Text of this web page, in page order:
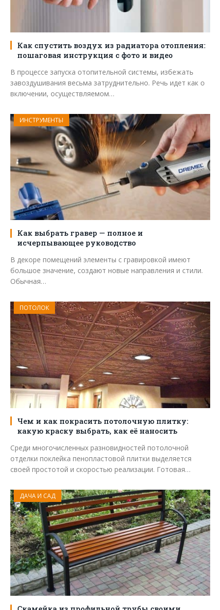
Как спустить воздух из радиатора отопления:
пошаговая инструкция с фото и видео
В процессе запуска отопительной системы, избежать
завоздушивания весьма затруднительно. Речь идет как о
включении, осуществляемом…
ИНСТРУМЕНТЫ
Как выбрать гравер — полное и
исчерпывающее руководство
В декоре помещений элементы с гравировкой имеют
большое значение, создают новые направления и стили.
Обычная…
ПОТОЛОК
Чем и как покрасить потолочную плитку:
какую краску выбрать, как её наносить
Среди многочисленных разновидностей потолочной
отделки поклейка пенопластовой плитки выделяется
своей простотой и скоростью реализации. Готовая…
ДАЧА И САД